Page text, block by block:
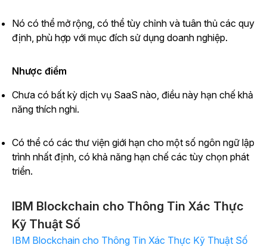
Nó có thể mở rộng, có thể tùy chỉnh và tuân thủ các quy
định, phù hợp với mục đích sử dụng doanh nghiệp.
Nhược điểm
Chưa có bất kỳ dịch vụ SaaS nào, điều này hạn chế khả
năng thích nghi.
Có thể có các thư viện giới hạn cho một số ngôn ngữ lập
trình nhất định, có khả năng hạn chế các tùy chọn phát
triển.
IBM Blockchain cho Thông Tin Xác Thực
Kỹ Thuật Số
IBM Blockchain cho Thông Tin Xác Thực Kỹ Thuật Số